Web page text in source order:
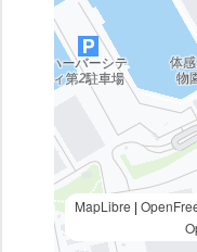
MapLibre |